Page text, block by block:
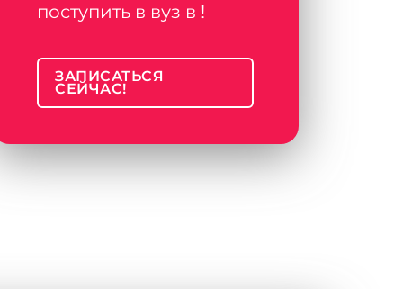
поступить в вуз в !
ЗАПИСАТЬСЯ
СЕЙЧАС!